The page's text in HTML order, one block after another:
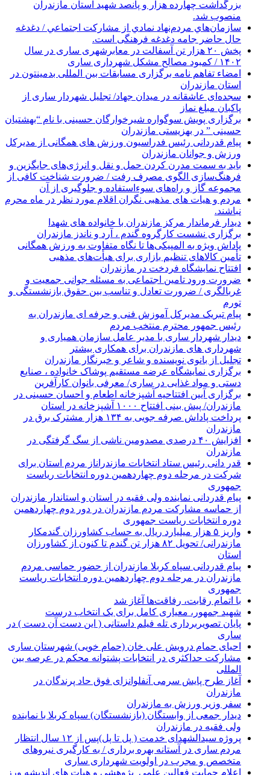
بزرگداشت چهارده هزار و پانصد شهید استان مازندران
منصوب شد.
سازمان‌هاي مردم‌نهاد نمادي از مشاركت اجتماعي / دغدغه
حال حاضر جامه دغدغه فرهنگی است.
پخش ۲۰ هزار تن آسفالت در معابرشهری ساری در سال
۱۴۰۲ / کمبود مصالح مشکل شهرداری ساری
امضاء تفاهم نامه برگزاری مسابقات بین المللی بدمینتون در
استان مازندران
سجده‌ای عاشقانه در میدان جهاد/ تجلیل شهردار ساری از
پاکبان مبلغ نماز
برگزاری پویش سوگواره شیرخوارگان حسینی با نام “بهشتیان
حسینی ” در بهزیستی مازندران
پیام قدردانی رئیس فدراسیون ورزش های همگانی از مدیرکل
ورزش و جوانان مازندران
باید به سمت مدرن کردن حمل و نقل و انرژی‌های جایگزین و
فرهنگ‌سازی الگوی مصرف رفت / ضرورت شناخت کافی از
مجموعه گاز و راه‌های سوءاستفاده و جلوگیری از آن
مردم و هیات های مذهبی نگران اقلام مورد نظر در ماه محرم
نباشند.
دیدار فرماندار مرکز مازندران با خانواده های شهدا
برگزاری نشست کارگروه گندم ، آرد و ناندز مازندران
پاداش ویژه به المپیکی‌ها تا نگاه متفاوت به ورزش همگانی
تأمین کالاهای تنظیم بازاری برای هیأت‌های مذهبی
افتتاح نمایشگاه فردخت در مازندران
ضرورت ورود تامین اجتماعی به مسئله جوانی جمعیت و
غربالگری / ضرورت تعادل و تناسب بین حقوق بازنشستگی و
تورم
پیام تبریک مدیرکل آموزش فنی و حرفه ای مازندران به
رئیس جمهور محترم منتخب مردم
دیدار شهردار ساری با مدیر عامل سازمان همیاری و
شهرداری های مازندران برای همکاری بیشتر
تجلیل از بانوی نویسنده و شاعر و خبرنگار مازندران
برگزاری نمایشگاه عرضه مستقیم پوشاک خانواده ، صنایع
دستی و مواد غذایی در ساری/ معرفی بانوان کارآفرین
برگزاری آیین افتتاحیه آشپزخانه اطعام و احسان حسینی در
مازندران/ پیش بینی افتتاح ۱۰۰۰ آشپزخانه در استان
پرداخت پاداش صرفه جویی به ۱۳۴ هزار مشترک برق در
مازندران
افزایش ۴۰ درصدی مصدومین ناشی از سگ گرفتگی در
مازندران
قدر دانی رئیس ستاد انتخابات مازندراناز مردم استان برای
شرکت در مرحله دوم چهاردهمین دوره انتخابات ریاست
جمهوری
پیام قدردانی نماینده ولی فقیه در استان و استاندار مازندران
از حماسه مشارکت مردم مازندران در دور دوم چهاردهمین
دوره انتخابات ریاست جمهوری
واریز ۵ هزار میلیارد ریال به حساب کشاورزان گندمکار
مازندرانی/ تحویل ۸۲ هزار تن گندم تا کنون از کشاورزان
استان
پیام قدردانی سپاه کربلا مازندران از حضور حماسی مردم
مازندران در مرحله دوم چهاردهمین دوره انتخابات ریاست
جمهوری
با اتمام رقابت، رفاقت‌ها آغاز شد
شهید جمهور، معیاری کامل برای یک انتخاب درست
پایان تصویربرداری تله فیلم داستانی ( این دست آن دست ) در
ساری
احیای حمام درویش علی خان (حمام خویی) شهرستان ساری
مشارکت حداکثری در انتخابات پشتوانه محکم در عرصه بین
المللی
آغاز طرح پایش سرمی آنفلوانزای فوق حاد پرندگان در
مازندران
سفر وزیر ورزش به مازندران
دیدار جمعی از وابستگان (بازنشستگان) سپاه کربلا با نماینده
ولی فقیه در مازندران
پروژه سیدالشهدای خدمت ( پل تا پل)پس از ۱۲ سال انتظار
مردم ساری در آستانه بهره برداری / به کارگیری نیروهای
متخصص و مجرب در اولویت شهرداری ساری
اعلام حمایت فعالین علمی_پژوهشی و هیات های اندیشه ورز